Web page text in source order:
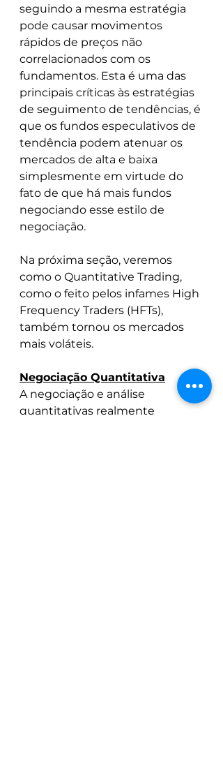
seguindo a mesma estratégia
pode causar movimentos
rápidos de preços não
correlacionados com os
fundamentos. Esta é uma das
principais críticas às estratégias
de seguimento de tendências, é
que os fundos especulativos de
tendência podem atenuar os
mercados de alta e baixa
simplesmente em virtude do
fato de que há mais fundos
negociando esse estilo de
negociação.
Na próxima seção, veremos
como o Quantitative Trading,
como o feito pelos infames High
Frequency Traders (HFTs),
também tornou os mercados
mais voláteis.
Negociação Quantitativa
A negociação e análise
quantitativas realmente